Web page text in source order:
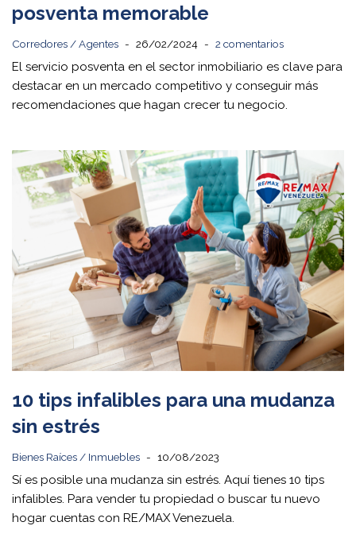
posventa memorable
Corredores / Agentes 26/02/2024 2 comentarios
El servicio posventa en el sector inmobiliario es clave para
destacar en un mercado competitivo y conseguir más
recomendaciones que hagan crecer tu negocio.
10 tips infalibles para una mudanza
sin estrés
Bienes Raíces / Inmuebles 10/08/2023
Sí es posible una mudanza sin estrés. Aquí tienes 10 tips
infalibles. Para vender tu propiedad o buscar tu nuevo
hogar cuentas con RE/MAX Venezuela.